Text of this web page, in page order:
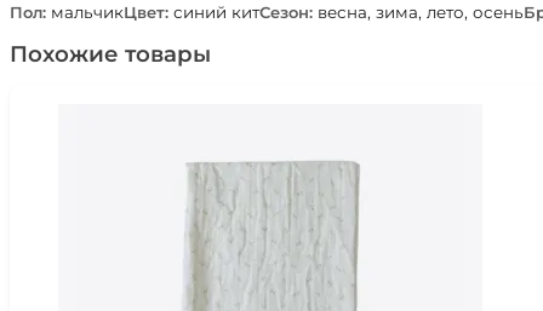
Пол: мальчикЦвет: синий китСезон: весна, зима, лето, осень
Похожие товары